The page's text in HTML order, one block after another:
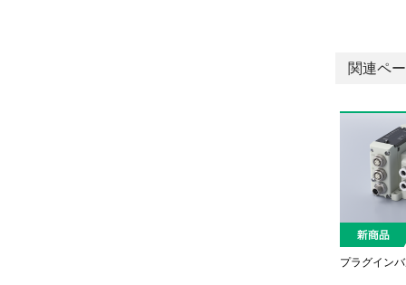
関連ペ
プラグイン